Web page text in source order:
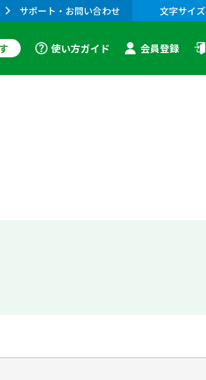
サポート・お問い合わせ 文字サイズ
使い方ガイド 会員登録